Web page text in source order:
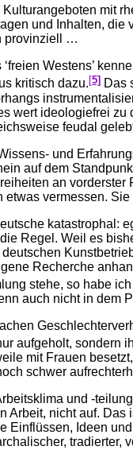
mit
und Inhalten,
provinziell …
Westens’
kritisch dazu.[5] Das
wert ideologiefrei
feudal
und
auf dem
an
vermessen.
Regel. Weil es
Recherche
stehe, so habe
auch nicht in dem
aufgeholt, sondern
mit Frauen
schwer
und -
nicht auf.
Ideen
tradierter,